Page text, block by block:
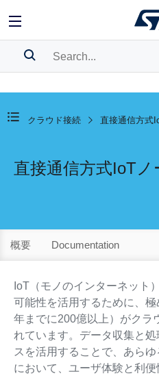
BOOKMARK
クラウド接続 直接通信方式
直接通信方式IoTノ
概要 Documentation
IoT（モノのインターネット
可能性を活用するために、
年までに200億以上）がクラ
れています。データ収集と
スを活用することで、あら
において、ユーザ体験と利